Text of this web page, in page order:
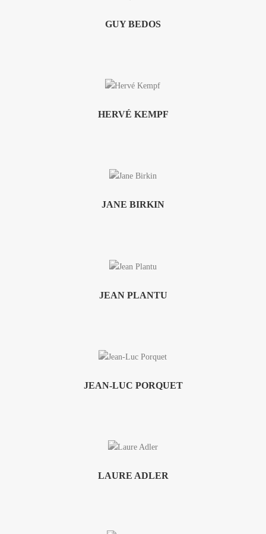
GUY BEDOS
HERVÉ KEMPF
JANE BIRKIN
JEAN PLANTU
JEAN-LUC PORQUET
LAURE ADLER